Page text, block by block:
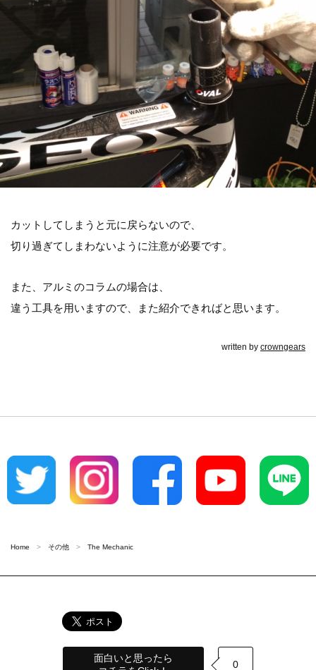
カットしてしまうと元に戻らないので、
切り過ぎてしまわないように注意が必要です。
また、アルミのコラムの場合は、
違う工具を用いますので、また紹介できればと思います。
written by crowngears
Home その他 The Mechanic
面白いと思ったら
0